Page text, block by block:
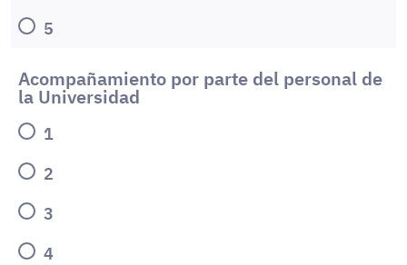
5
Acompañamiento por parte del personal de
la Universidad
1
2
3
4